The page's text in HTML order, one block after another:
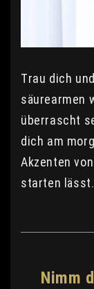
Trau dich
säurearmen
überrascht
dich am
Akzenten
starten lässt.
Nimm